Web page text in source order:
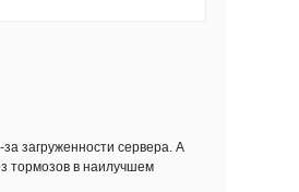
загруженности сервера. А
тормозов в наилучшем